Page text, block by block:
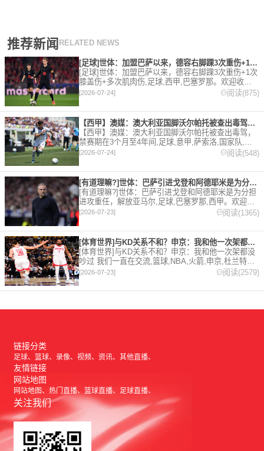
推荐新闻 RELATED NEWS
[足球]世体：加盟巴萨以来，德容右脚踝3次重伤+1次膝盖伤+
[足球]世体：加盟巴萨以来，德容右脚踝3次重伤+1次
膝盖伤+多次肌肉伤,足球,西甲,巴塞罗那。欢迎收藏
本站，24小时为你更新最新的足球，篮球体育资讯。
[2026-07-24] 阅读(875)
【西甲】澳媒：澳大利亚国脚沃尔帕托被查出毒驾，禁赛期在3个月
【西甲】澳媒：澳大利亚国脚沃尔帕托被查出毒驾，
禁赛期在3个月至4年间,足球,意甲,萨索洛,国家队,澳
大利亚,英超,西甲,德甲,法甲,五洲。欢迎收藏本站，
[2026-07-24] 阅读(548)
[有道理嘛?]世体：巴萨引进戈登和阿德耶米是为分担进攻重任，
[有道理嘛?]世体：巴萨引进戈登和阿德耶米是为分担
进攻重任，解放亚马尔,足球,巴塞罗那,西甲。欢迎收
藏本站，24小时为你更新最新的足球，篮球体育资
[2026-07-23] 阅读(1365)
[体育世界]与KD关系不和？申京：我和他一次架都没吵过 我们
[体育世界]与KD关系不和？申京：我和他一次架都没
吵过 我们一直在交流,篮球,NBA,火箭,申京,杜兰特。
欢迎收藏本站，24小时为你更新最新的足球，篮球体
育资讯。
[2026-07-23] 阅读(2579)
链接分类
足球 篮球 录像 视频 资讯 其他直播
友情链接
网站地图
网站地图 热门直播 篮球直播 足球直播
关注我们